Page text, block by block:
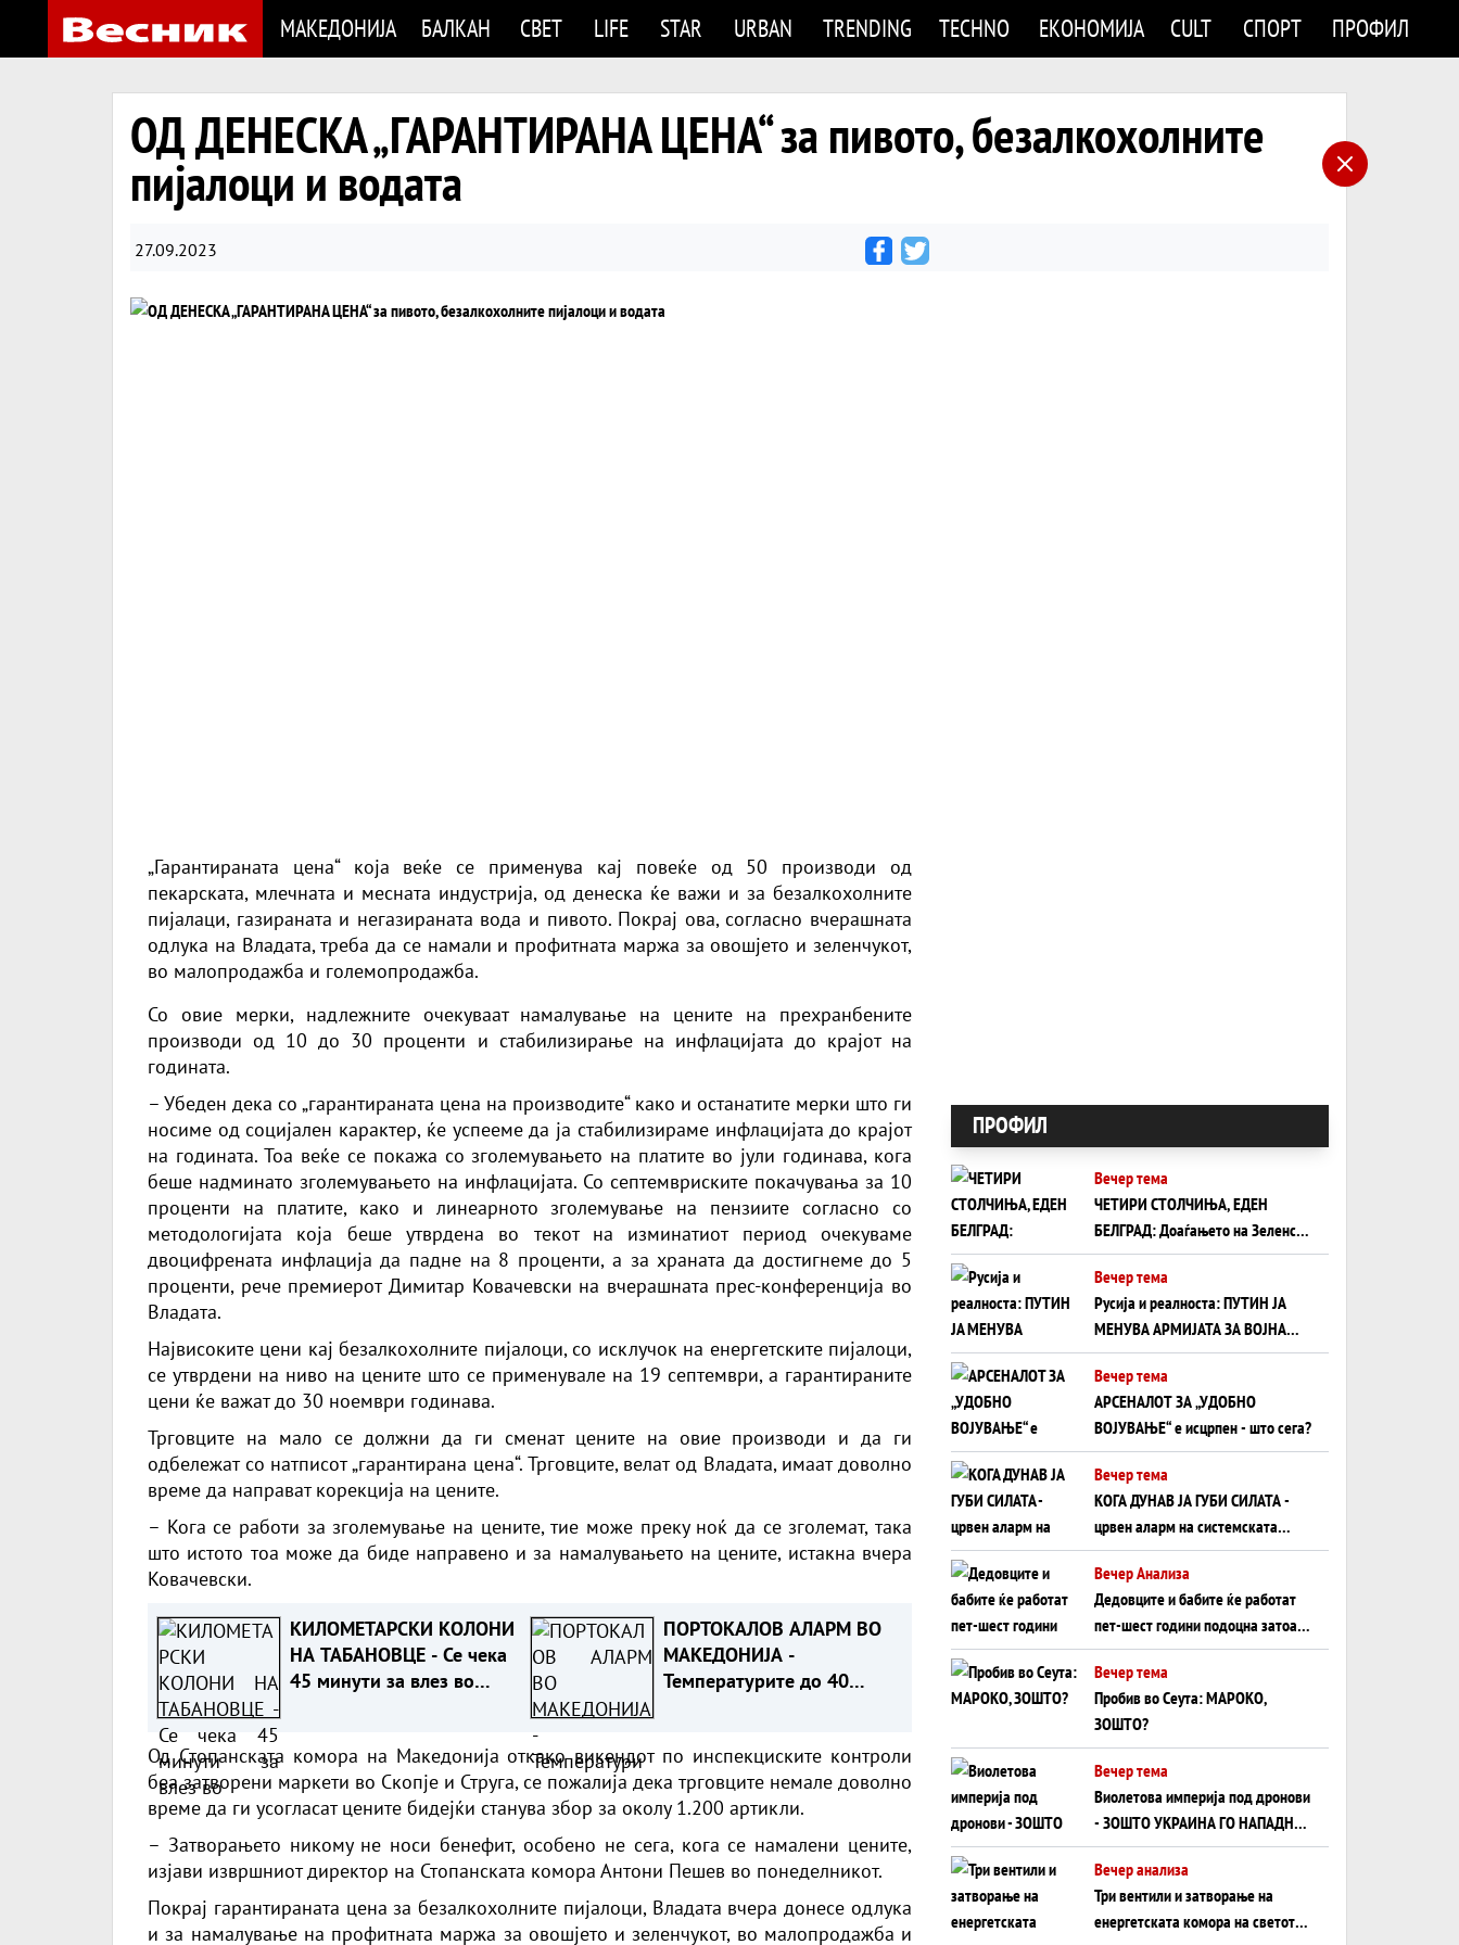
МАКЕДОНИЈА БАЛКАН СВЕТ LIFE STAR URBAN TRENDING TECHNO ЕКОНОМИЈА CULT СПОРТ ПРОФИЛ
ОД ДЕНЕСКА „ГАРАНТИРАНА ЦЕНА“ за пивото, безалкохолните
пијалоци и водата
27.09.2023
„Гарантираната цена“ која веќе се применува кај повеќе од 50 производи од
пекарската, млечната и месната индустрија, од денеска ќе важи и за безалкохолните
пијалаци, газираната и негазираната вода и пивото. Покрај ова, согласно вчерашната
одлука на Владата, треба да се намали и профитната маржа за овошјето и зеленчукот,
во малопродажба и големопродажба.
Со овие мерки, надлежните очекуваат намалување на цените на прехранбените
производи од 10 до 30 проценти и стабилизирање на инфлацијата до крајот на
годината.
– Убеден дека со „гарантираната цена на производите“ како и останатите мерки што ги
носиме од социјален карактер, ќе успееме да ја стабилизираме инфлацијата до крајот
на годината. Тоа веќе се покажа со зголемувањето на платите во јули годинава, кога
беше надминато зголемувањето на инфлацијата. Со септемвриските покачувања за 10
проценти на платите, како и линеарното зголемување на пензиите согласно со
методологијата која беше утврдена во текот на изминатиот период очекуваме
двоцифрената инфлација да падне на 8 проценти, а за храната да достигнеме до 5
проценти, рече премиерот Димитар Ковачевски на вчерашната прес-конференција во
Владата.
Највисоките цени кај безалкохолните пијалоци, со исклучок на енергетските пијалоци,
се утврдени на ниво на цените што се применувале на 19 септември, а гарантираните
цени ќе важат до 30 ноември годинава.
Трговците на мало се должни да ги сменат цените на овие производи и да ги
одбележат со натписот „гарантирана цена“. Трговците, велат од Владата, имаат доволно
време да направат корекција на цените.
– Кога се работи за зголемување на цените, тие може преку ноќ да се зголемат, така
што истото тоа може да биде направено и за намалувањето на цените, истакна вчера
Ковачевски.
КИЛОМЕТАРСКИ КОЛОНИ
НА ТАБАНОВЦЕ - Се чека
45 минути за влез во
ПОРТОКАЛОВ АЛАРМ ВО
МАКЕДОНИЈА -
Температурите до 40
недела
Од Стопанската комора на Македонија откако викендот по инспекциските контроли
беа затворени маркети во Скопје и Струга, се пожалија дека трговците немале доволно
време да ги усогласат цените бидејќи станува збор за околу 1.200 артикли.
– Затворањето никому не носи бенефит, особено не сега, кога се намалени цените,
изјави извршниот директор на Стопанската комора Антони Пешев во понеделникот.
Покрај гарантираната цена за безалкохолните пијалоци, Владата вчера донесе одлука
и за намалување на профитната маржа за овошјето и зеленчукот, во малопродажба и
ПРОФИЛ
Вечер тема
ЧЕТИРИ СТОЛЧИЊА, ЕДЕН
БЕЛГРАД: Доаѓањето на Зеленски
ги открива тајните на политиката
на балансирање на Вучиќ
Вечер тема
Русија и реалноста: ПУТИН ЈА
МЕНУВА АРМИЈАТА ЗА ВОЈНА
ШТО ОСТАНУВА БЕЗ ФРОНТ
Вечер тема
АРСЕНАЛОТ ЗА „УДОБНО
ВОЈУВАЊЕ“ е исцрпен - што сега?
Вечер тема
КОГА ДУНАВ ЈА ГУБИ СИЛАТА -
црвен аларм на системската
плоча од јужна Германија до
Црното Море...
Вечер Анализа
Дедовците и бабите ќе работат
пет-шест години подоцна затоа
што НЕМААТ ВНУЦИ ДА ГИ
ЗАМЕНАТ
Вечер тема
Пробив во Сеута: МАРОКО,
ЗОШТО?
Вечер тема
Виолетова империја под дронови
- ЗОШТО УКРАИНА ГО НАПАДНА
РУСКИОТ WILDBERRIES
Вечер анализа
Три вентили и затворање на
енергетската комора на светот: